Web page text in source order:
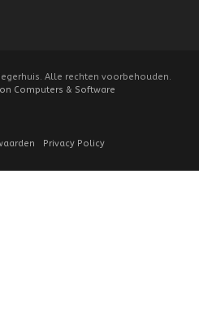
Alle rechten voorbehouden.
Computers & Software
Privacy Policy